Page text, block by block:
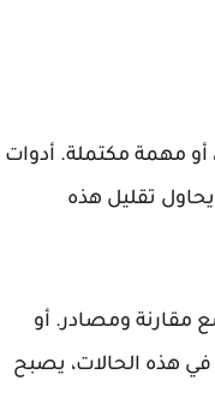
أو مهمة مكتملة. أدوات
المحادثة التقليدية تساعدك في التفكير، لكنها لا تتحمل عنك خطوات التنفيذ. Manus يحاول تقليل هذه
مقارنة ومصادر. أو
هذه الحالات، يصبح